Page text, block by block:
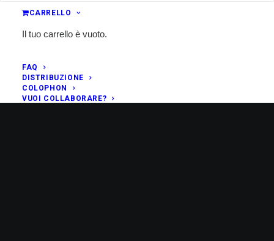
CARRELLO
Il tuo carrello è vuoto.
FAQ
DISTRIBUZIONE
COLOPHON
VUOI COLLABORARE?